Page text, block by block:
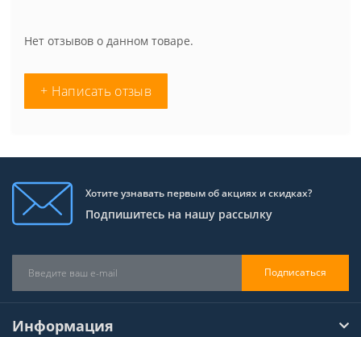
Нет отзывов о данном товаре.
+ Написать отзыв
Хотите узнавать первым об акциях и скидках?
Подпишитесь на нашу рассылку
Подписаться
Информация